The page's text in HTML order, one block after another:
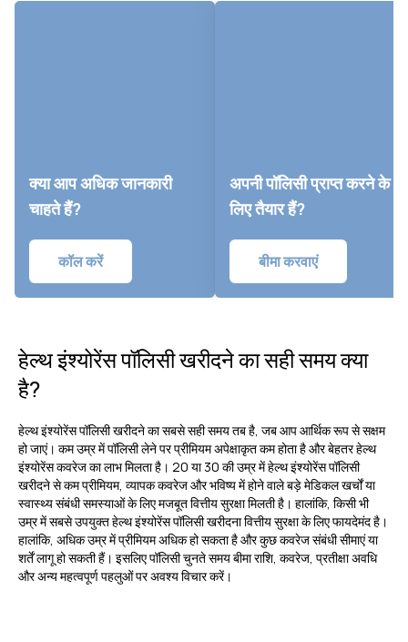
क्या आप अधिक जानकारी
चाहते हैं?
कॉल करें
अपनी पॉलिसी प्राप्त करने के
लिए तैयार हैं?
बीमा करवाएं
हेल्थ इंश्योरेंस पॉलिसी खरीदने का सही समय क्या
है?
हेल्थ इंश्योरेंस पॉलिसी खरीदने का सबसे सही समय तब है, जब आप आर्थिक रूप से सक्षम
हो जाएं। कम उम्र में पॉलिसी लेने पर प्रीमियम अपेक्षाकृत कम होता है और बेहतर हेल्थ
इंश्योरेंस कवरेज का लाभ मिलता है। 20 या 30 की उम्र में हेल्थ इंश्योरेंस पॉलिसी
खरीदने से कम प्रीमियम, व्यापक कवरेज और भविष्य में होने वाले बड़े मेडिकल खर्चों या
स्वास्थ्य संबंधी समस्याओं के लिए मजबूत वित्तीय सुरक्षा मिलती है। हालांकि, किसी भी
उम्र में सबसे उपयुक्त हेल्थ इंश्योरेंस पॉलिसी खरीदना वित्तीय सुरक्षा के लिए फायदेमंद है।
हालांकि, अधिक उम्र में प्रीमियम अधिक हो सकता है और कुछ कवरेज संबंधी सीमाएं या
शर्तें लागू हो सकती हैं। इसलिए पॉलिसी चुनते समय बीमा राशि, कवरेज, प्रतीक्षा अवधि
और अन्य महत्वपूर्ण पहलुओं पर अवश्य विचार करें।